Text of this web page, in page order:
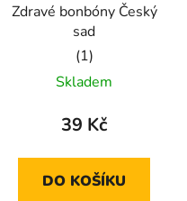
Zdravé bonbóny Český
sad
Průměrné
hodnocení
produktu
5,0
z
Skladem
39 Kč
DO KOŠÍKU